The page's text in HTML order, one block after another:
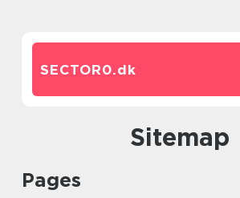
SECTOR0.dk
Sitemap
Pages